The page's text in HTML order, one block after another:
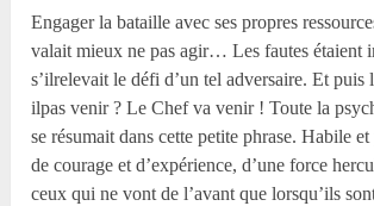
Engager la bataille avec ses propres
valait mieux ne pas agir… Les fautes étaient
s’ilrelevait le défi d’un tel adversaire. Et puis
ilpas venir ? Le Chef va venir ! Toute la
se résumait dans cette petite phrase. Habile
de courage et d’expérience, d’une force
ceux qui ne vont de l’avant que lorsqu’ils